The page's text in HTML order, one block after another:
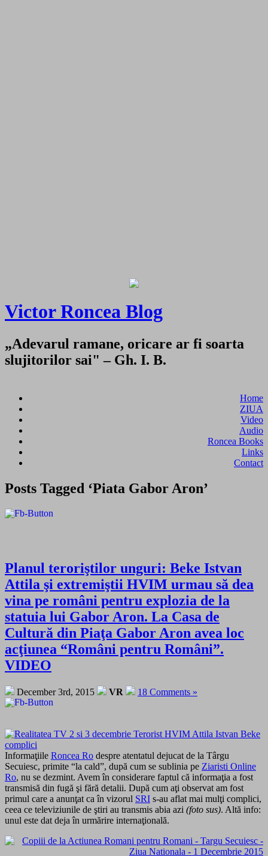
Victor Roncea Blog
„Adevarul ramane, oricare ar fi soarta
slujitorilor sai" – Gh. I. B.
Home
ZIUA
Video
Audio
Roncea Books
Links
Contact
Posts Tagged ‘Piata Gabor Aron’
Planul teroriştilor unguri: Beke Istvan
Attila şi extremiştii HVIM urmau să dea
vina pe români pentru explozia de la
statuia lui Gabor Aron. La Casa de
Cultură din Piaţa Gabor Aron avea loc
acţiunea “Români pentru Români”.
VIDEO
December 3rd, 2015 VR 18 Comments »
Informaţiile Roncea Ro despre atentatul dejucat de la Târgu
Secuiesc, primite “la cald”, după cum se sublinia pe Ziaristi Online
Ro, nu se dezmint. Avem în considerare faptul că informaţia a fost
transmisă din fugă şi fără detalii. După cum aţi observat am fost
primul care a anunţat ca în vizorul SRI s-au aflat mai mulţi complici,
ceea ce televiziunile de ştiri au transmis abia azi (foto sus). Altă info:
unul este dat deja în urmărire internaţională.